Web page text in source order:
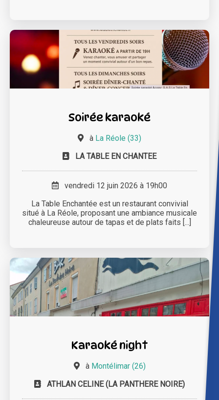
Soirée karaoké
à La Réole (33)
LA TABLE EN CHANTEE
vendredi 12 juin 2026 à 19h00
La Table Enchantée est un restaurant convivial
situé à La Réole, proposant une ambiance musicale
chaleureuse autour de tapas et de plats faits [...]
Karaoké night
à Montélimar (26)
ATHLAN CELINE (LA PANTHERE NOIRE)